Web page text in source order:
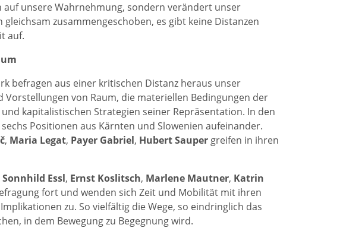
unsere Wahrnehmung, sondern verändert unser
zusammengeschoben, es gibt keine Distanzen
auf.
befragen aus einer kritischen Distanz heraus unser
von Raum, die materiellen Bedingungen der
kapitalistischen Strategien seiner Repräsentation. In den
Positionen aus Kärnten und Slowenien aufeinander.
, Maria Legat, Payer Gabriel, Hubert Saupergreifen in ihren
Sonnhild Essl, Ernst Koslitsch, Marlene Mautner, Katrin
fort und wenden sich Zeit und Mobilität mit ihren
zu. So vielfältig die Wege, so eindringlich das
in dem Bewegung zu Begegnung wird.